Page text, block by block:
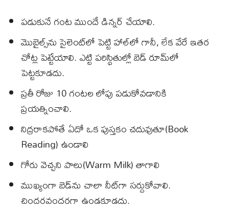
పడుకునే గంట ముందే డిన్నర్‌ చేయాలి.
మొబైల్స్‌ను సైలెంట్‌లో పెట్టి హాల్‌లో గానీ, లేక వేరే ఇతర
చోట్ల పెట్టేయాలి. ఎట్టి పరిస్థితుల్లో బెడ్‌ రూమ్‌లో
పెట్టకూడదు.
ప్రతీ రోజు 10 గంటల లోపు పడుకోవడానికి
ప్రయత్నించాలి.
నిద్రరాకపోతే ఏదో ఒక పుస్తకం చదువుతూ(Book
Reading) ఉండాలి
గోరు వెచ్చని పాలు(Warm Milk) తాగాలి
ముఖ్యంగా బెడ్‌ను చాలా నీట్‌గా సర్దుకోవాలి.
చిందరవందరగా ఉండకూడదు.